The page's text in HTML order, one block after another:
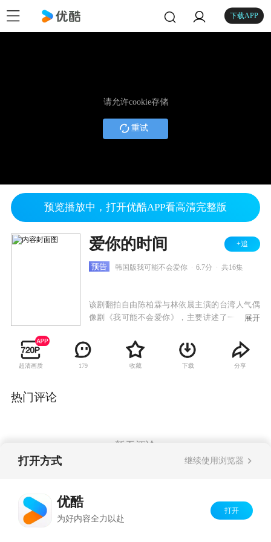
下载APP
请允许cookie存储
重试
预览播放中，打开优酷APP看高清完整版
爱你的时间 +追
预告 韩国版我可能不会爱你 6.7分 共16集
该剧翻拍自由陈柏霖与林依晨主演的台湾人气偶
像剧《我可能不会爱你》，主要讲述了一对相识
的情感转移，成长过程中的感情伤痛，到最终浪
漫结合的爱情故事。
展开
超清画质 179 收藏 下载 分享
热门评论
暂无评论
打开方式 继续使用浏览器
优酷
为好内容全力以赴
打开